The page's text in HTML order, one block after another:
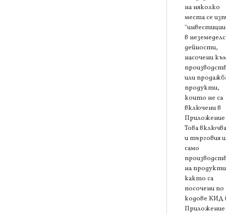
на няколко
места се
в
дейности,
насочени
или
продукти,
които не са
включени в
Приложение
Това
и търговия
само
на
както са
посочени по
кодове КИД
Приложение